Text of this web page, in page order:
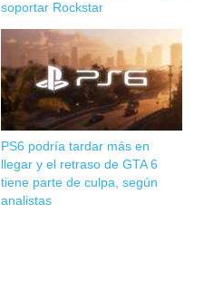
soportar Rockstar
PS6 podría tardar más en
llegar y el retraso de GTA 6
tiene parte de culpa, según
analistas